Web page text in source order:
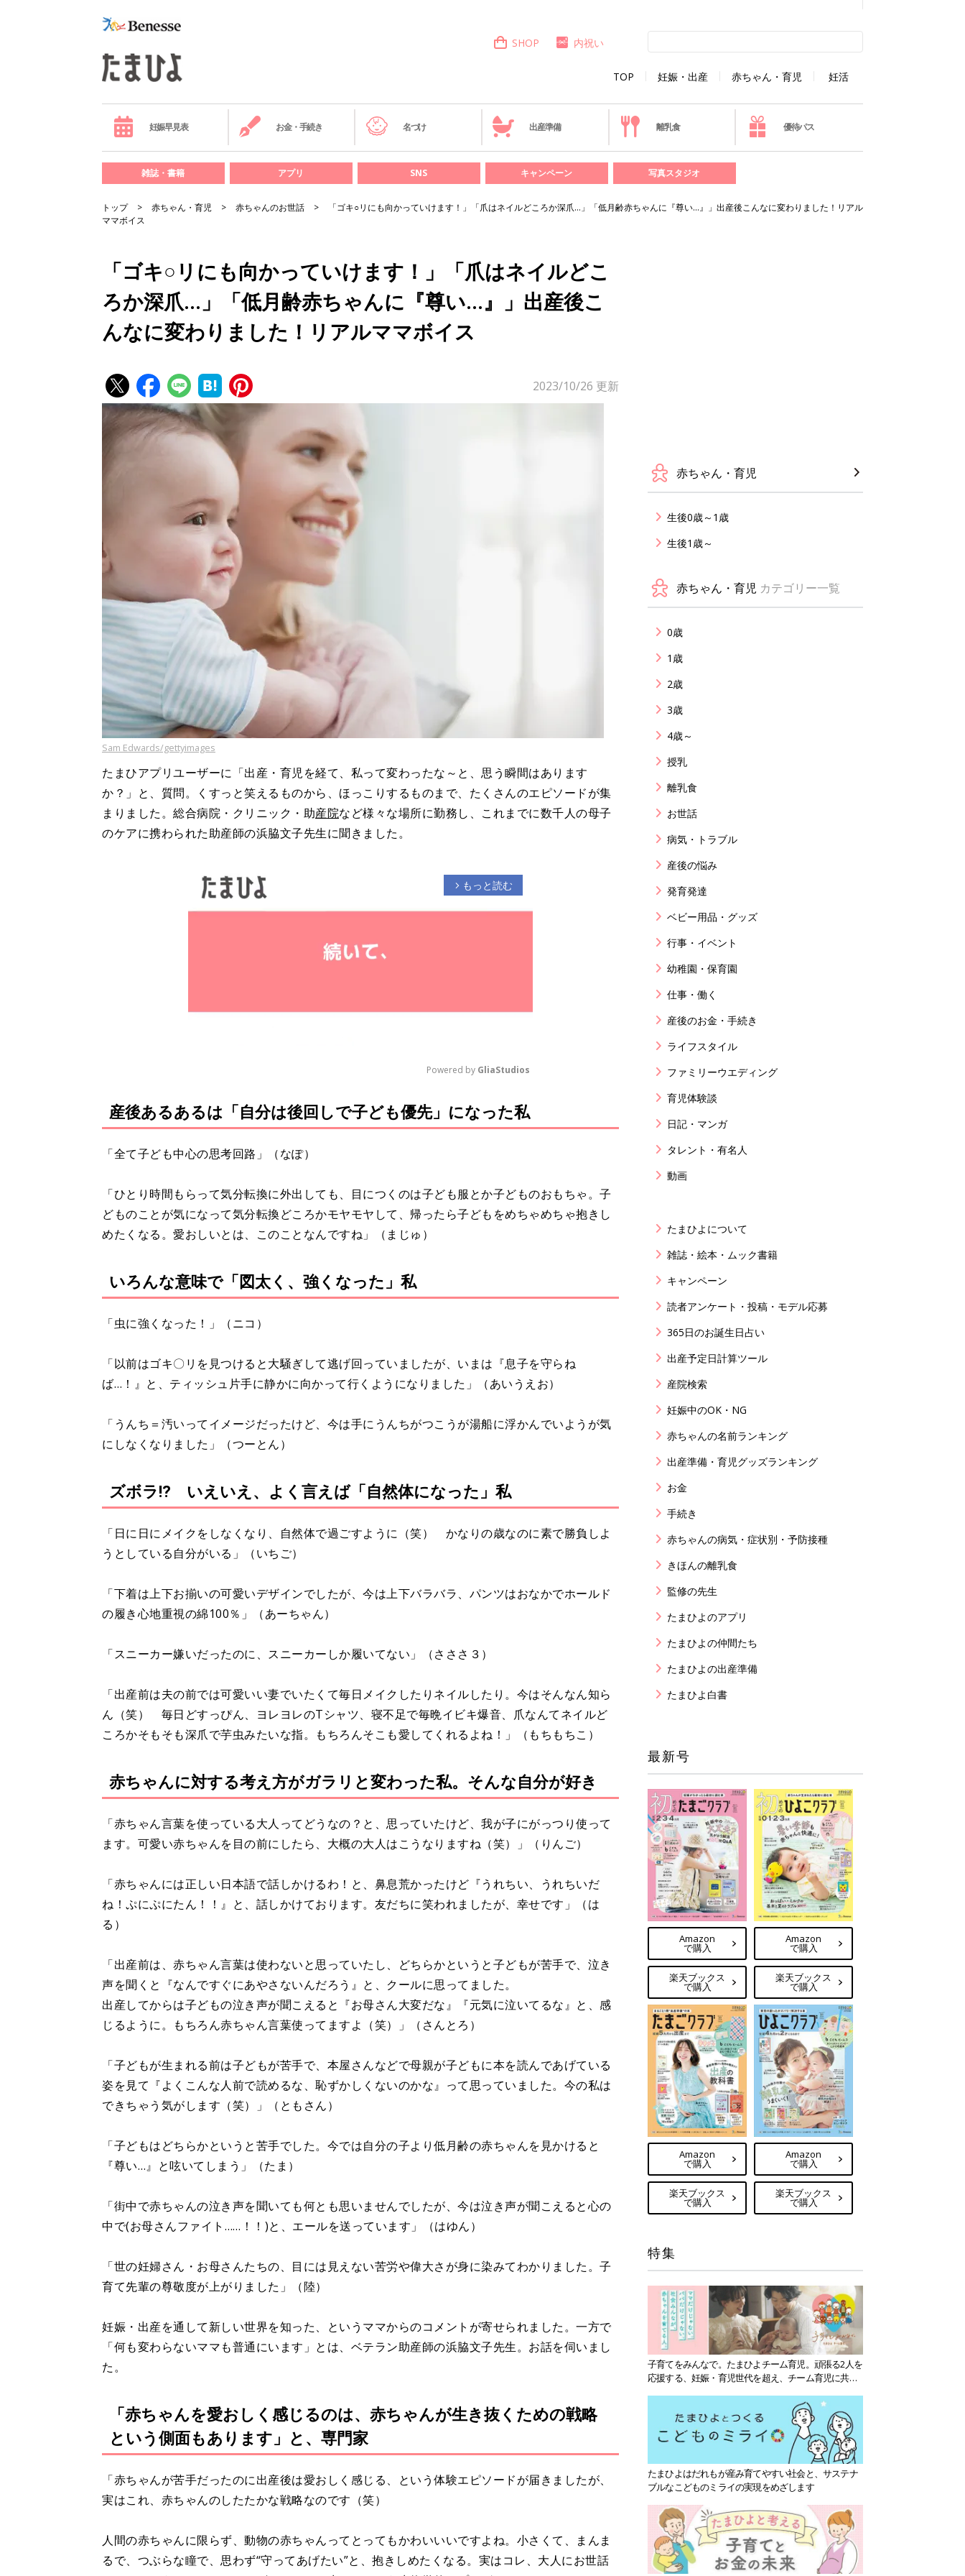
TOP 妊娠・出産 赤ちゃん・育児 妊活
SHOP 内祝い
妊娠早見表 お金・手続き 名づけ 出産準備 離乳食 優待パス
雑誌・書籍 アプリ SNS キャンペーン 写真スタジオ
トップ 赤ちゃん・育児 赤ちゃんのお世話
「ゴキ○リにも向かっていけます！」「爪はネイルどころか深爪…」「低月齢赤ちゃんに『尊い…』」出産後こんなに変わりました！リアル
ママボイス
「ゴキ○リにも向かっていけます！」「爪はネイルどこ
ろか深爪…」「低月齢赤ちゃんに『尊い…』」出産後こ
んなに変わりました！リアルママボイス
2023/10/26 更新
Sam Edwards/gettyimages
たまひアプリユーザーに「出産・育児を経て、私って変わったな～と、思う瞬間はあります
か？」と、質問。くすっと笑えるものから、ほっこりするものまで、たくさんのエピソードが集
まりました。総合病院・クリニック・助産院など様々な場所に勤務し、これまでに数千人の母子
のケアに携わられた助産師の浜脇文子先生に聞きました。
arrow_forward_ios もっと読む
M
u
Powered by GliaStudios
産後あるあるは「自分は後回しで子ども優先」になった私
「全て子ども中心の思考回路」（なぽ）
「ひとり時間もらって気分転換に外出しても、目につくのは子ども服とか子どものおもちゃ。子
どものことが気になって気分転換どころかモヤモヤして、帰ったら子どもをめちゃめちゃ抱きし
めたくなる。愛おしいとは、このことなんですね」（まじゅ）
いろんな意味で「図太く、強くなった」私
「虫に強くなった！」（ニコ）
「以前はゴキ〇リを見つけると大騒ぎして逃げ回っていましたが、いまは『息子を守らね
ば…！』と、ティッシュ片手に静かに向かって行くようになりました」（あいうえお）
「うんち＝汚いってイメージだったけど、今は手にうんちがつこうが湯船に浮かんでいようが気
にしなくなりました」（つーとん）
ズボラ⁉ いえいえ、よく言えば「自然体になった」私
「日に日にメイクをしなくなり、自然体で過ごすように（笑） かなりの歳なのに素で勝負しよ
うとしている自分がいる」（いちご）
「下着は上下お揃いの可愛いデザインでしたが、今は上下バラバラ、パンツはおなかでホールド
の履き心地重視の綿100％」（あーちゃん）
「スニーカー嫌いだったのに、スニーカーしか履いてない」（さささ３）
「出産前は夫の前では可愛いい妻でいたくて毎日メイクしたりネイルしたり。今はそんなん知ら
ん（笑） 毎日どすっぴん、ヨレヨレのTシャツ、寝不足で毎晩イビキ爆音、爪なんてネイルど
ころかそもそも深爪で芋虫みたいな指。もちろんそこも愛してくれるよね！」（もちもちこ）
赤ちゃんに対する考え方がガラリと変わった私。そんな自分が好き
「赤ちゃん言葉を使っている大人ってどうなの？と、思っていたけど、我が子にがっつり使って
ます。可愛い赤ちゃんを目の前にしたら、大概の大人はこうなりますね（笑）」（りんご）
「赤ちゃんには正しい日本語で話しかけるわ！と、鼻息荒かったけど『うれちい、うれちいだ
ね！ぷにぷにたん！！』と、話しかけております。友だちに笑われましたが、幸せです」（は
る）
「出産前は、赤ちゃん言葉は使わないと思っていたし、どちらかというと子どもが苦手で、泣き
声を聞くと『なんですぐにあやさないんだろう』と、クールに思ってました。
出産してからは子どもの泣き声が聞こえると『お母さん大変だな』『元気に泣いてるな』と、感
じるように。もちろん赤ちゃん言葉使ってますよ（笑）」（さんとろ）
「子どもが生まれる前は子どもが苦手で、本屋さんなどで母親が子どもに本を読んであげている
姿を見て『よくこんな人前で読めるな、恥ずかしくないのかな』って思っていました。今の私は
できちゃう気がします（笑）」（ともさん）
「子どもはどちらかというと苦手でした。今では自分の子より低月齢の赤ちゃんを見かけると
『尊い…』と呟いてしまう」（たま）
「街中で赤ちゃんの泣き声を聞いても何とも思いませんでしたが、今は泣き声が聞こえると心の
中で(お母さんファイト……！！)と、エールを送っています」（はゆん）
「世の妊婦さん・お母さんたちの、目には見えない苦労や偉大さが身に染みてわかりました。子
育て先輩の尊敬度が上がりました」（陸）
妊娠・出産を通して新しい世界を知った、というママからのコメントが寄せられました。一方で
「何も変わらないママも普通にいます」とは、ベテラン助産師の浜脇文子先生。お話を伺いまし
た。
「赤ちゃんを愛おしく感じるのは、赤ちゃんが生き抜くための戦略
という側面もあります」と、専門家
「赤ちゃんが苦手だったのに出産後は愛おしく感じる、という体験エピソードが届きましたが、
実はこれ、赤ちゃんのしたたかな戦略なのです（笑）
人間の赤ちゃんに限らず、動物の赤ちゃんってとってもかわいいいですよね。小さくて、まんま
るで、つぶらな瞳で、思わず“守ってあげたい”と、抱きしめたくなる。実はコレ、大人にお世話
赤ちゃん・育児
生後0歳～1歳
生後1歳～
赤ちゃん・育児 カテゴリー一覧
0歳
1歳
2歳
3歳
4歳～
授乳
離乳食
お世話
病気・トラブル
産後の悩み
発育発達
ベビー用品・グッズ
行事・イベント
幼稚園・保育園
仕事・働く
産後のお金・手続き
ライフスタイル
ファミリーウエディング
育児体験談
日記・マンガ
タレント・有名人
動画
たまひよについて
雑誌・絵本・ムック書籍
キャンペーン
読者アンケート・投稿・モデル応募
365日のお誕生日占い
出産予定日計算ツール
産院検索
妊娠中のOK・NG
赤ちゃんの名前ランキング
出産準備・育児グッズランキング
お金
手続き
赤ちゃんの病気・症状別・予防接種
きほんの離乳食
監修の先生
たまひよのアプリ
たまひよの仲間たち
たまひよの出産準備
たまひよ白書
最新号
Amazon
で購入
楽天ブックス
で購入
Amazon
で購入
楽天ブックス
で購入
Amazon
で購入
楽天ブックス
で購入
Amazon
で購入
楽天ブックス
で購入
特集
子育てをみんなで。たまひよチーム育児。頑張る2人を
応援する、妊娠・育児世代を超え、チーム育児に共感
たまひよはだれもが産み育てやすい社会と、サステナ
ブルなこどものミライの実現をめざします